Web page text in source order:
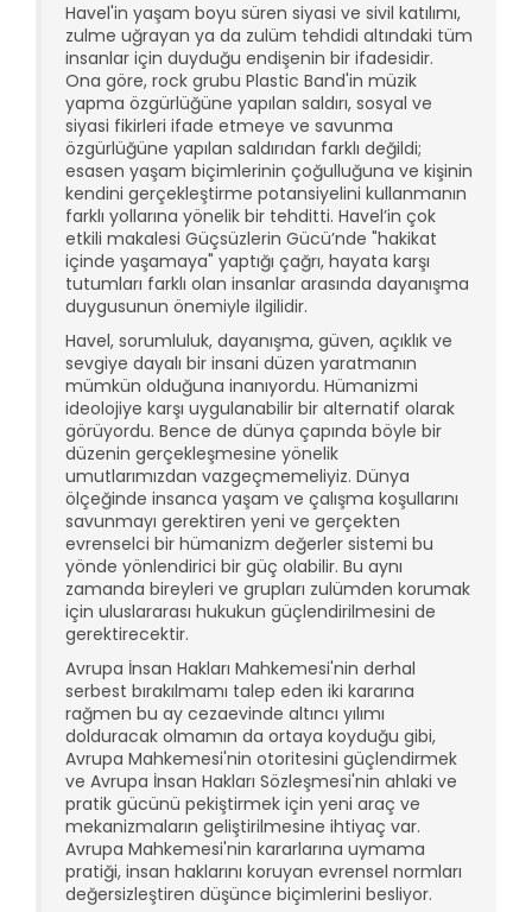
Havel'in yaşam boyu süren siyasi ve sivil katılımı,
zulme uğrayan ya da zulüm tehdidi altındaki tüm
insanlar için duyduğu endişenin bir ifadesidir.
Ona göre, rock grubu Plastic Band'in müzik
yapma özgürlüğüne yapılan saldırı, sosyal ve
siyasi fikirleri ifade etmeye ve savunma
özgürlüğüne yapılan saldırıdan farklı değildi;
esasen yaşam biçimlerinin çoğulluğuna ve kişinin
kendini gerçekleştirme potansiyelini kullanmanın
farklı yollarına yönelik bir tehditti. Havel’in çok
etkili makalesi Güçsüzlerin Gücü’nde "hakikat
içinde yaşamaya" yaptığı çağrı, hayata karşı
tutumları farklı olan insanlar arasında dayanışma
duygusunun önemiyle ilgilidir.
Havel, sorumluluk, dayanışma, güven, açıklık ve
sevgiye dayalı bir insani düzen yaratmanın
mümkün olduğuna inanıyordu. Hümanizmi
ideolojiye karşı uygulanabilir bir alternatif olarak
görüyordu. Bence de dünya çapında böyle bir
düzenin gerçekleşmesine yönelik
umutlarımızdan vazgeçmemeliyiz. Dünya
ölçeğinde insanca yaşam ve çalışma koşullarını
savunmayı gerektiren yeni ve gerçekten
evrenselci bir hümanizm değerler sistemi bu
yönde yönlendirici bir güç olabilir. Bu aynı
zamanda bireyleri ve grupları zulümden korumak
için uluslararası hukukun güçlendirilmesini de
gerektirecektir.
Avrupa İnsan Hakları Mahkemesi'nin derhal
serbest bırakılmamı talep eden iki kararına
rağmen bu ay cezaevinde altıncı yılımı
dolduracak olmamın da ortaya koyduğu gibi,
Avrupa Mahkemesi'nin otoritesini güçlendirmek
ve Avrupa İnsan Hakları Sözleşmesi'nin ahlaki ve
pratik gücünü pekiştirmek için yeni araç ve
mekanizmaların geliştirilmesine ihtiyaç var.
Avrupa Mahkemesi'nin kararlarına uymama
pratiği, insan haklarını koruyan evrensel normları
değersizleştiren düşünce biçimlerini besliyor.